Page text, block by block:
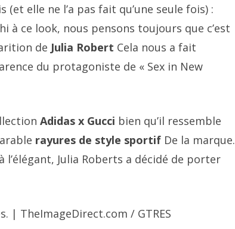
elle ne l’a pas fait qu’une seule fois) :
à ce look, nous pensons toujours que c’est
de Julia Robert Cela nous a fait
du protagoniste de « Sex in New
Adidas x Gucci bien qu’il ressemble
rayures de style sportif De la marque.
Julia Roberts a décidé de porter
| TheImageDirect.com / GTRES